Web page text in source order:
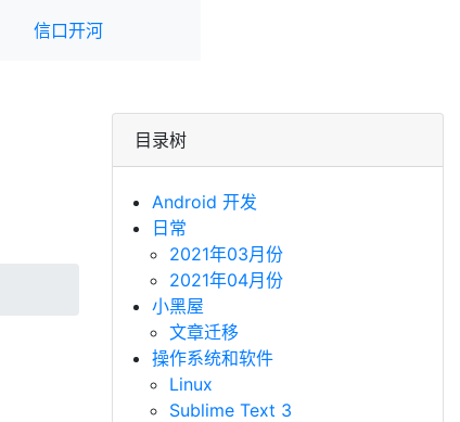
信口开河
目录树
Android 开发
日常
2021年03月份
2021年04月份
小黑屋
文章迁移
操作系统和软件
Linux
Sublime Text 3